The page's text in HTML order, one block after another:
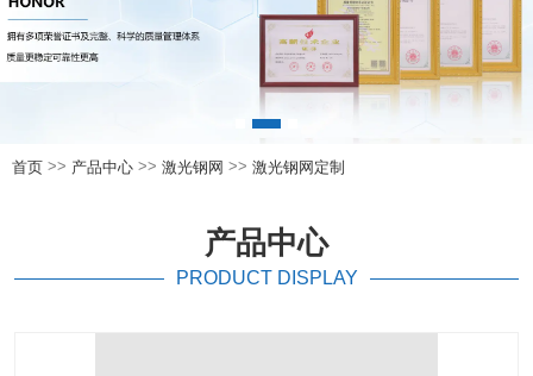
首页 >> 产品中心 >> 激光钢网 >> 激光钢网定制
产品中心
PRODUCT DISPLAY